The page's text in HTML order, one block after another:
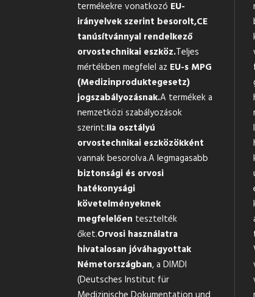
termékekre vonatkozó EU-
irányelvek szerint besorolt,CE
tanúsítvánnyal rendelkező
orvostechnikai eszköz.Teljes
mértékben megfelel az EU-s MPG
(Medizinproduktegesetz)
jogszabályozásnak.A termékek a
nemzetközi szabályozások
szerint:IIa osztályú
orvostechnikai eszközökként
vannak besorolva.A legmagasabb
biztonsági és orvosi
hatékonysági
követelményeknek
megfelelően tesztelték
őket.Orvosi használatra
hivatalosan jóváhagyottak
Németországban, a DIMDI
(Deutsches Institut für